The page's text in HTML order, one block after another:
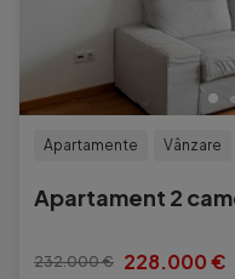
Apartamente Vânzare
Apartament 2
232.000 € 228.000 €